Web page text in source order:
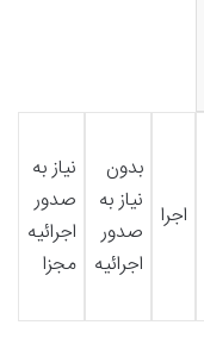
اجرا
بدون
نیاز به
صدور
اجرائیه
نیاز به
صدور
اجرائیه
مجزا